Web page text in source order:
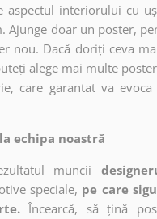
aspectul interiorului cu
Ajunge doar un poster,
nou. Dacă doriți ceva
alege mai multe
care garantat va
echipa noastră
muncii
speciale, pe care
Încearcă, să țină